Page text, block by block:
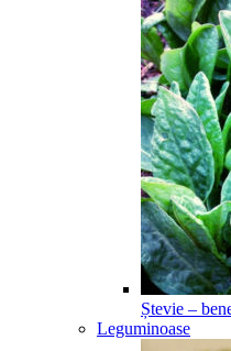
Ștevie –
Leguminoase